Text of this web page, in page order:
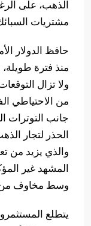
الذهب، على
مشتريات
حافظ الدولار
منذ فترة
ولا تزال
من الاحتياطي
جانب التوترات
الحذر لتجار
والذي يزيد من
المشهد غير
وسط مخاوف من
يتطلع